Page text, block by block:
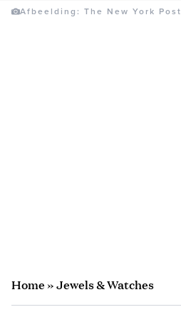
Afbeelding: The New York Post
Home»Jewels & Watches